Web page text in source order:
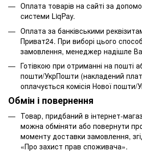
Оплата товарів на сайті за
системи LiqPay.
Оплата за банківськими
Приват24. При виборі цього
замовлення, менеджер надішле
Готівкою при отриманні на пошті
пошти/УкрПошти (накладений
оплачується комісія Нової пошти/
Обмін і повернення
Товар, придбаний в інтернет-
можна обміняти або повернути
моменту доставки замовлення,
«Про захист прав споживача».